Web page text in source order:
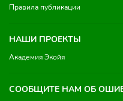
Правила публикации
НАШИ ПРОЕКТЫ
Академия Экойя
СООБЩИТЕ НАМ ОБ